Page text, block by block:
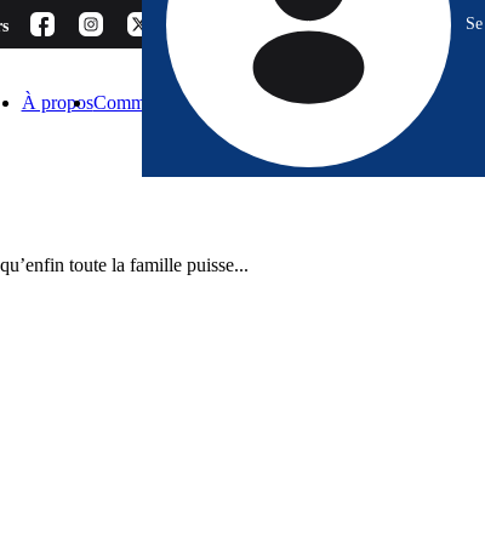
À proposComment choisir ? BlogEspace Pro Contact
toute la famille puisse...